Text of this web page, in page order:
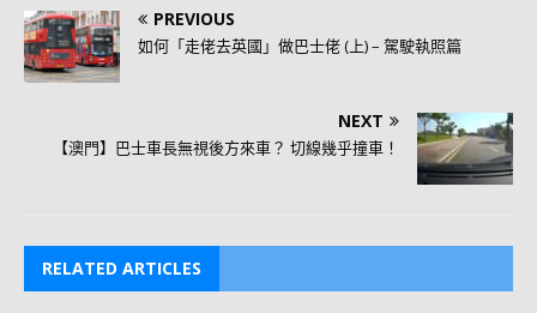
PREVIOUS
如何「走佬去英國」做巴士佬 (上) – 駕駛執照篇
NEXT
【澳門】巴士車長無視後方來車？ 切線幾乎撞車！
RELATED ARTICLES